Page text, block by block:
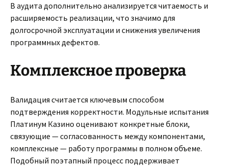
В аудита дополнительно анализируется читаемость и
расширяемость реализации, что значимо для
долгосрочной эксплуатации и снижения увеличения
программных дефектов.
Комплексное проверка
Валидация считается ключевым способом
подтверждения корректности. Модульные испытания
Платинум Казино оценивают конкретные блоки,
связующие — согласованность между компонентами,
комплексные — работу программы в полном объеме.
Подобный поэтапный процесс поддерживает